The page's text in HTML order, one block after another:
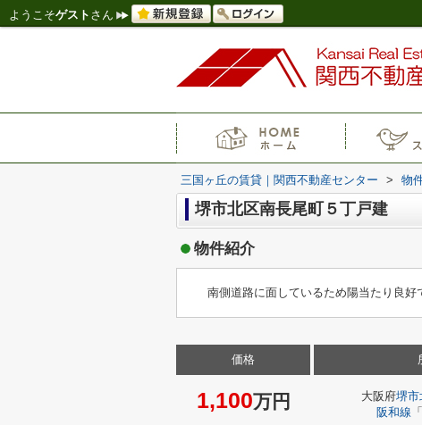
ようこそゲスト さん
三国ヶ丘の賃貸｜関西不動産センター > 物
堺市北区南長尾町５丁戸建
物件紹介
南側道路に面しているため陽当たり良好
価格
1,100万円 大阪府堺市
阪和線 「